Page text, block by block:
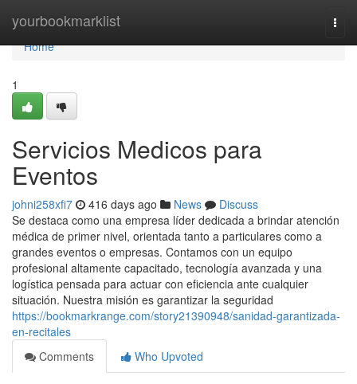
yourbookmarklist
Home
Home
1
Servicios Medicos para
Eventos
johni258xfi7 416 days ago News
Discuss
Se destaca como una empresa líder dedicada a brindar atención
médica de primer nivel, orientada tanto a particulares como a
grandes eventos o empresas. Contamos con un equipo
profesional altamente capacitado, tecnología avanzada y una
logística pensada para actuar con eficiencia ante cualquier
situación. Nuestra misión es garantizar la seguridad
https://bookmarkrange.com/story21390948/sanidad-garantizada-
en-recitales
Comments
Who Upvoted